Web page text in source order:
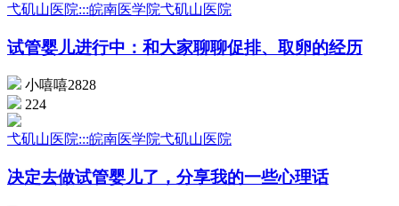
弋矶山医院:::皖南医学院弋矶山医院
试管婴儿进行中：和大家聊聊促排、取卵的经历
小嘻嘻2828
224
弋矶山医院:::皖南医学院弋矶山医院
决定去做试管婴儿了，分享我的一些心理话